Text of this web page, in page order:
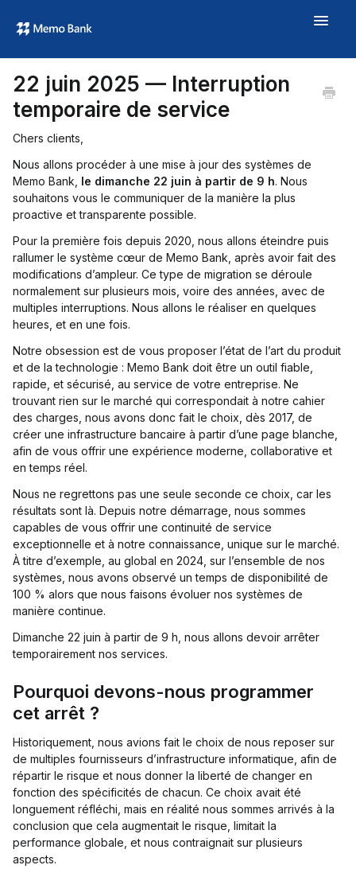
Toggle
À propos
22 juin 2025 — Interruption
temporaire de service
Chers clients,
Nous allons procéder à une mise à jour des systèmes de
Memo Bank, le dimanche 22 juin à partir de 9 h. Nous
souhaitons vous le communiquer de la manière la plus
proactive et transparente possible.
Pour la première fois depuis 2020, nous allons éteindre puis
rallumer le système cœur de Memo Bank, après avoir fait des
modifications d’ampleur. Ce type de migration se déroule
normalement sur plusieurs mois, voire des années, avec de
multiples interruptions. Nous allons le réaliser en quelques
heures, et en une fois.
Notre obsession est de vous proposer l’état de l’art du produit
et de la technologie : Memo Bank doit être un outil fiable,
rapide, et sécurisé, au service de votre entreprise. Ne
trouvant rien sur le marché qui correspondait à notre cahier
des charges, nous avons donc fait le choix, dès 2017, de
créer une infrastructure bancaire à partir d’une page blanche,
afin de vous offrir une expérience moderne, collaborative et
en temps réel.
Nous ne regrettons pas une seule seconde ce choix, car les
résultats sont là. Depuis notre démarrage, nous sommes
capables de vous offrir une continuité de service
exceptionnelle et à notre connaissance, unique sur le marché.
À titre d’exemple, au global en 2024, sur l’ensemble de nos
systèmes, nous avons observé un temps de disponibilité de
100 % alors que nous faisons évoluer nos systèmes de
manière continue.
Dimanche 22 juin à partir de 9 h, nous allons devoir arrêter
temporairement nos services.
Pourquoi devons-nous programmer
cet arrêt ?
Historiquement, nous avions fait le choix de nous reposer sur
de multiples fournisseurs d’infrastructure informatique, afin de
répartir le risque et nous donner la liberté de changer en
fonction des spécificités de chacun. Ce choix avait été
longuement réfléchi, mais en réalité nous sommes arrivés à la
conclusion que cela augmentait le risque, limitait la
performance globale, et nous contraignait sur plusieurs
aspects.